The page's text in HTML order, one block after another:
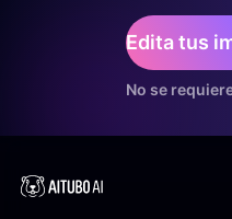
Edita tus
No se